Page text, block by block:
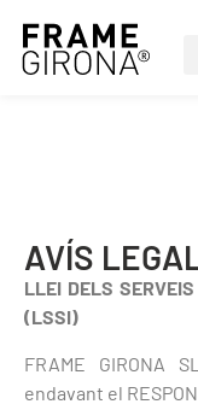
AVÍS
LLEI DELS
(LSSI)
FRAME GIRONA
endavant el